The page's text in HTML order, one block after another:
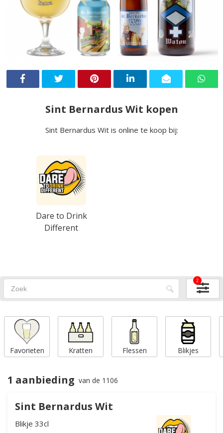
Sint Bernardus Wit kopen
Sint Bernardus Wit is online te koop bij:
Dare to Drink
Different
2
Favorieten Kratten Flessen Blikjes
1 aanbieding van de 1106
Sint Bernardus Wit
Blikje 33cl